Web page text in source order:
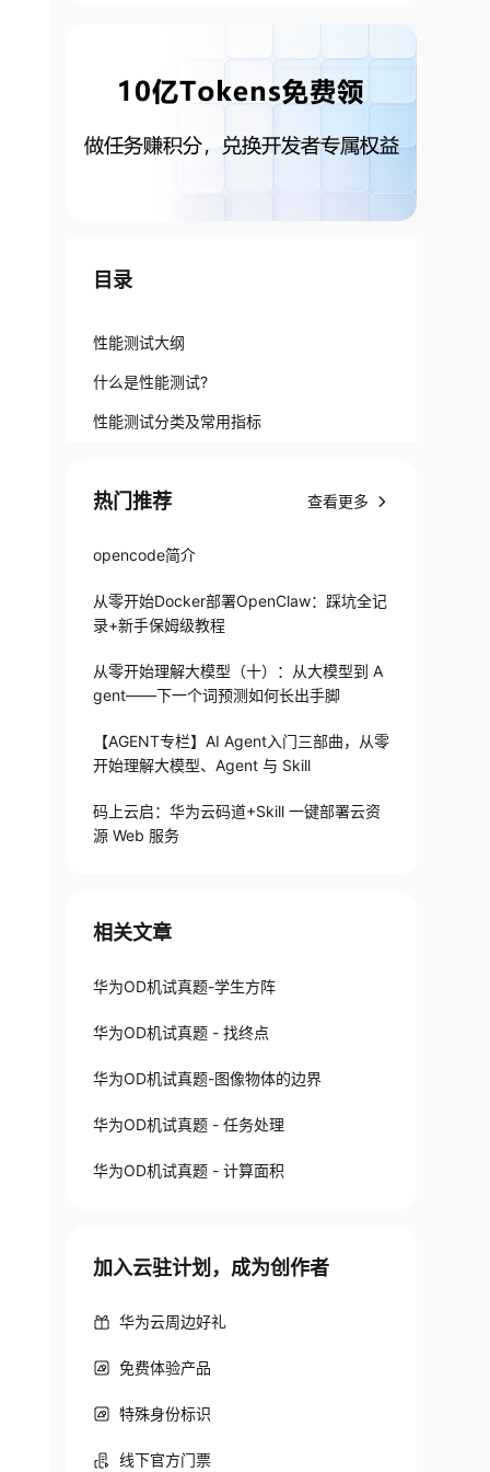
目录
性能测试大纲
什么是性能测试?
性能测试分类及常用指标
热门推荐 查看更多
opencode简介
从零开始Docker部署OpenClaw：踩坑全记
录+新手保姆级教程
从零开始理解大模型（十）：从大模型到 A
gent——下一个词预测如何长出手脚
【AGENT专栏】AI Agent入门三部曲，从零
开始理解大模型、Agent 与 Skill
码上云启：华为云码道+Skill 一键部署云资
源 Web 服务
相关文章
华为OD机试真题-学生方阵
华为OD机试真题 - 找终点
华为OD机试真题-图像物体的边界
华为OD机试真题 - 任务处理
华为OD机试真题 - 计算面积
加入云驻计划，成为创作者
华为云周边好礼
免费体验产品
特殊身份标识
线下官方门票